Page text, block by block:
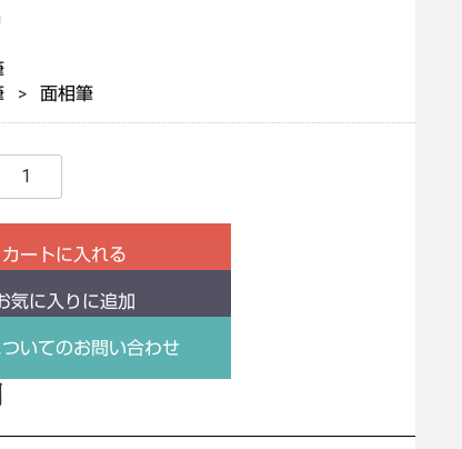
面相筆
カートに入れる
気に入りに追加
いてのお問い合わせ